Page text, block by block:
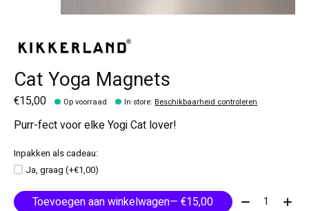
Cat Yoga Magnets
€15,00 Op voorraad In store:Beschikbaarheid controleren
Purr-fect voor elke Yogi Cat lover!
Inpakken als cadeau:
Ja, graag (+€1,00)
Toevoegen aan winkelwagen — €15,00 Aantal: